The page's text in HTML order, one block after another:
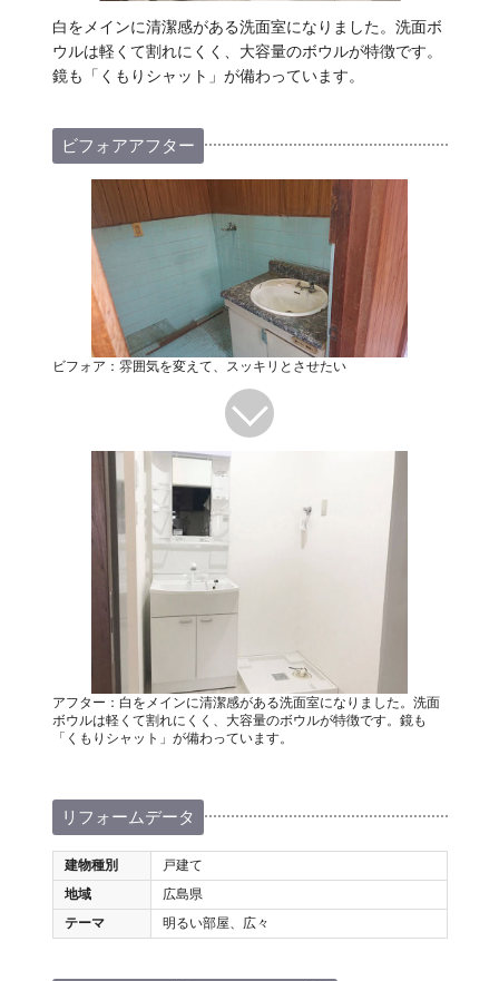
白をメインに清潔感がある洗面室になりました。洗面ボ
ウルは軽くて割れにくく、大容量のボウルが特徴です。
鏡も「くもりシャット」が備わっています。
ビフォアアフター
ビフォア：雰囲気を変えて、スッキリとさせたい
アフター：白をメインに清潔感がある洗面室になりました。洗面
ボウルは軽くて割れにくく、大容量のボウルが特徴です。鏡も
「くもりシャット」が備わっています。
リフォームデータ
建物種別
戸建て
地域
広島県
テーマ
明るい部屋、広々